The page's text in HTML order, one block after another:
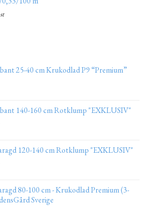
25-40 cm Krukodlad P9 “Premium”
140-160 cm Rotklump "EXKLUSIV"
120-140 cm Rotklump "EXKLUSIV"
80-100 cm - Krukodlad Premium (3-
Sverige